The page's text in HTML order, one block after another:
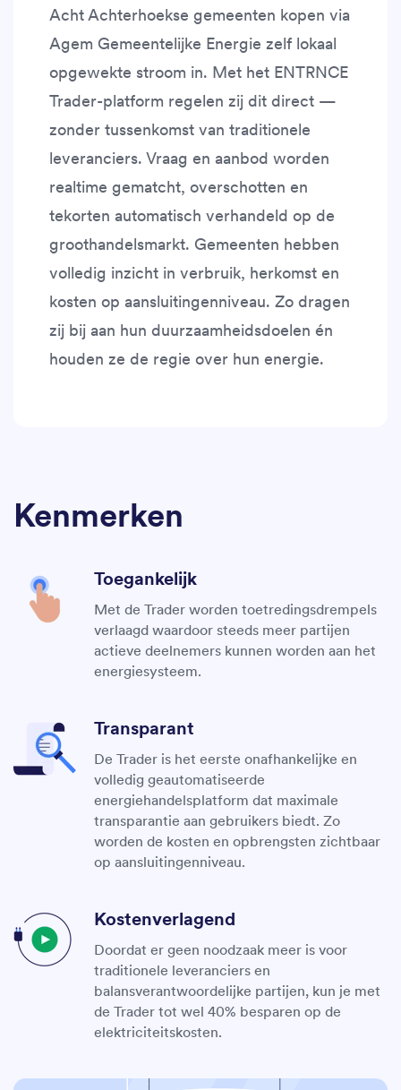
Acht Achterhoekse gemeenten kopen via
Agem Gemeentelijke Energie zelf lokaal
opgewekte stroom in. Met het ENTRNCE
Trader-platform regelen zij dit direct —
zonder tussenkomst van traditionele
leveranciers. Vraag en aanbod worden
realtime gematcht, overschotten en
tekorten automatisch verhandeld op de
groothandelsmarkt. Gemeenten hebben
volledig inzicht in verbruik, herkomst en
kosten op aansluitingenniveau. Zo dragen
zij bij aan hun duurzaamheidsdoelen én
houden ze de regie over hun energie.
Kenmerken
Toegankelijk
Met de Trader worden toetredingsdrempels
verlaagd waardoor steeds meer partijen
actieve deelnemers kunnen worden aan het
energiesysteem.
Transparant
De Trader is het eerste onafhankelijke en
volledig geautomatiseerde
energiehandelsplatform dat maximale
transparantie aan gebruikers biedt. Zo
worden de kosten en opbrengsten zichtbaar
op aansluitingenniveau.
Kostenverlagend
Doordat er geen noodzaak meer is voor
traditionele leveranciers en
balansverantwoordelijke partijen, kun je met
de Trader tot wel 40% besparen op de
elektriciteitskosten.